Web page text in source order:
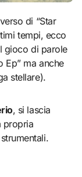
tempi, ecco
gioco di parole
Ep” ma anche
stellare).
, si lascia
propria